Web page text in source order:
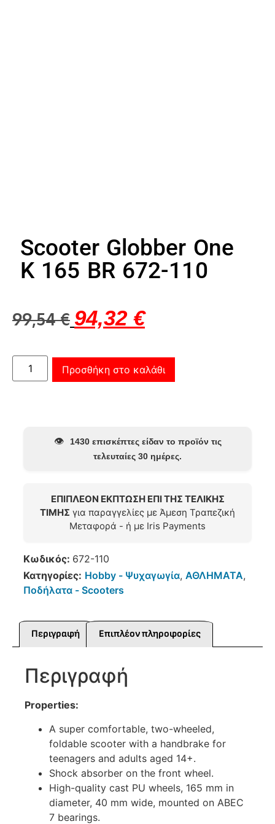
Scooter Globber One
K 165 BR 672-110
99,54€ 94,32 €
Προσθήκη στο καλάθι
👁️
1430 επισκέπτες είδαν το προϊόν τις
τελευταίες 30 ημέρες.
ΕΠΙΠΛΕΟΝ ΕΚΠΤΩΣΗ ΕΠΙ ΤΗΣ ΤΕΛΙΚΗΣ
ΤΙΜΗΣ για παραγγελίες με Άμεση Τραπεζική
Μεταφορά - ή με Iris Payments
Κωδικός: 672-110
Κατηγορίες: Hobby - Ψυχαγωγία, ΑΘΛΗΜΑΤΑ,
Ποδήλατα - Scooters
Περιγραφή Επιπλέον πληροφορίες
Περιγραφή
Properties:
A super comfortable, two-wheeled,
foldable scooter with a handbrake for
teenagers and adults aged 14+.
Shock absorber on the front wheel.
High-quality cast PU wheels, 165 mm in
diameter, 40 mm wide, mounted on ABEC
7 bearings.